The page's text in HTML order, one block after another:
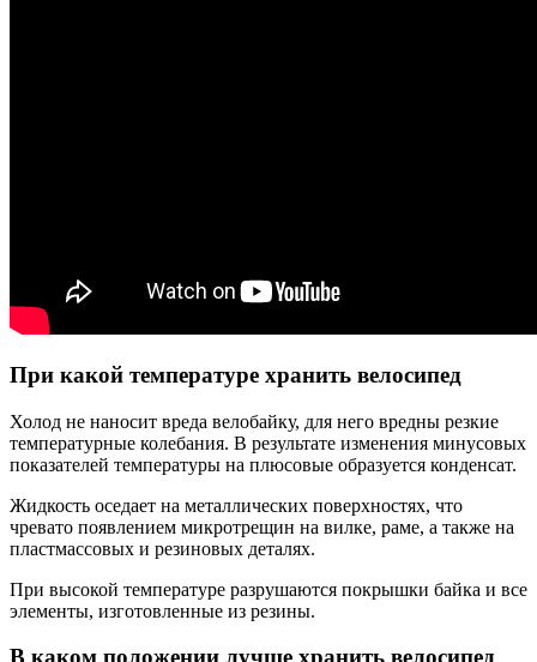
При какой температуре хранить велосипед
Холод не наносит вреда велобайку, для него вредны резкие
температурные колебания. В результате изменения минусовых
показателей температуры на плюсовые образуется конденсат.
Жидкость оседает на металлических поверхностях, что
чревато появлением микротрещин на вилке, раме, а также на
пластмассовых и резиновых деталях.
При высокой температуре разрушаются покрышки байка и все
элементы, изготовленные из резины.